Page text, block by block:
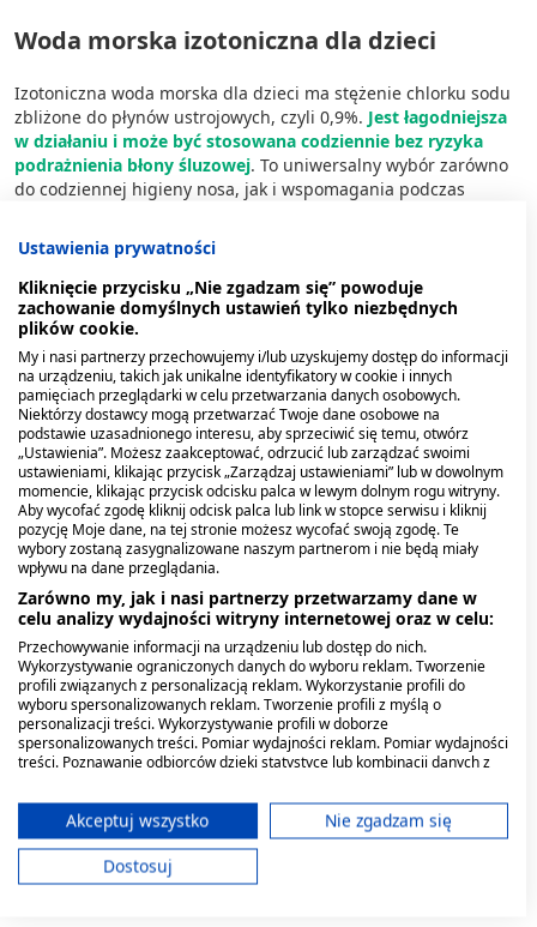
Woda morska izotoniczna dla dzieci
Izotoniczna woda morska dla dzieci ma stężenie chlorku sodu
zbliżone do płynów ustrojowych, czyli 0,9%. Jest łagodniejsza
w działaniu i może być stosowana codziennie bez ryzyka
podrażnienia błony śluzowej. To uniwersalny wybór zarówno
do codziennej higieny nosa, jak i wspomagania podczas
Roztwór izotoniczny nawilża błonę śluzową, pomaga utrzymać
prawidłową konsystencję śluzu i wspomaga naturalne
mechanizmy oczyszczania nosa. Może być używany
profilaktycznie, szczególnie w okresie zwiększonej
zachorowalności, w ogrzewanych pomieszczeniach o niskiej
wilgotności powietrza lub po kontakcie zalergenami.
Regularne przemywanie nosa wodą izotoniczną może pomóc w
usuwaniu zanieczyszczeń, pyłków i innych cząstek z
powierzchni błony śluzowej.
Izotoniczna woda morska to często pierwszy wybór pediatrów
dla niemowląt i małych dzieci. Jest delikatna i bezpieczna przy
regularnym stosowaniu, nie powoduje dyskomfortu ani
uczucia pieczenia. Woda morska dla dzieci do nosa w wersji
izotonicznej może być stosowana nawet kilka razy dziennie.
Woda morska z dodatkami dla
dzieci
Niektóre preparaty zawierają dodatkowe składniki, które mogą
wspomagać działanie roztworu wody morskiej. Wzbogacone
takie jak zwiększona wrażliwość błony śluzowej czy narażenie
na niekorzystne czynniki środowiskowe.
Woda morska z ektoiną dla dzieci
Ustawienia prywatności
Kliknięcie przycisku „Nie zgadzam się” powoduje
zachowanie domyślnych ustawień tylko niezbędnych
plików cookie.
My i nasi partnerzy przechowujemy i/lub uzyskujemy dostęp do informacji
na urządzeniu, takich jak unikalne identyfikatory w cookie i innych
pamięciach przeglądarki w celu przetwarzania danych osobowych.
Niektórzy dostawcy mogą przetwarzać Twoje dane osobowe na
podstawie uzasadnionego interesu, aby sprzeciwić się temu, otwórz
„Ustawienia”. Możesz zaakceptować, odrzucić lub zarządzać swoimi
ustawieniami, klikając przycisk „Zarządzaj ustawieniami” lub w dowolnym
momencie, klikając przycisk odcisku palca w lewym dolnym rogu witryny.
Aby wycofać zgodę kliknij odcisk palca lub link w stopce serwisu i kliknij
pozycję Moje dane, na tej stronie możesz wycofać swoją zgodę. Te
wybory zostaną zasygnalizowane naszym partnerom i nie będą miały
wpływu na dane przeglądania.
Zarówno my, jak i nasi partnerzy przetwarzamy dane w
celu analizy wydajności witryny internetowej oraz w celu:
Przechowywanie informacji na urządzeniu lub dostęp do nich.
Wykorzystywanie ograniczonych danych do wyboru reklam. Tworzenie
profili związanych z personalizacją reklam. Wykorzystanie profili do
wyboru spersonalizowanych reklam. Tworzenie profili z myślą o
personalizacji treści. Wykorzystywanie profili w doborze
spersonalizowanych treści. Pomiar wydajności reklam. Pomiar wydajności
treści. Poznawanie odbiorców dzięki statystyce lub kombinacji danych z
ograniczonych danych do wyboru treści.
Dane mogą być udostępniane poza Unię Europejską i wysyłane do USA.
Twoja zgoda i polityka cookie dotyczą wyłącznie tej witryny/aplikacji.
Wyświetl listę partnerów (11 dostawców IAB)
Akceptuj wszystko
Nie zgadzam się
Dostosuj